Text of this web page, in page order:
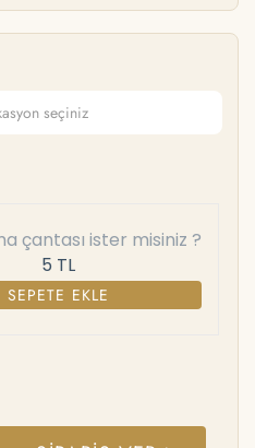
çantası ister misiniz ?
5 TL
SEPETE EKLE